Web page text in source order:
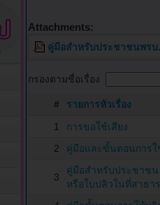
Attachments:
คู่มือสำหรับประชาชนพร
กรองตามชื่อเรื่อง
#
รายการหัวเรื่อง
1
การขอใช้เสียง
2
คู่มือและขั้นตอนการ
3
คู่มือสำหรับประชาช
หรือใบปลิวในที่สาธา